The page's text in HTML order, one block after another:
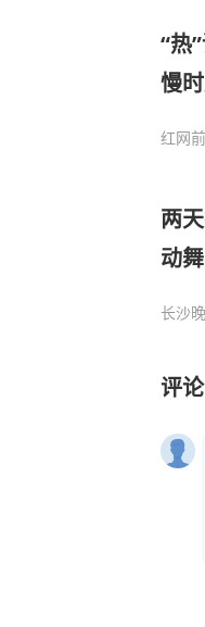
“热
慢
红网
两
动
长沙
评论